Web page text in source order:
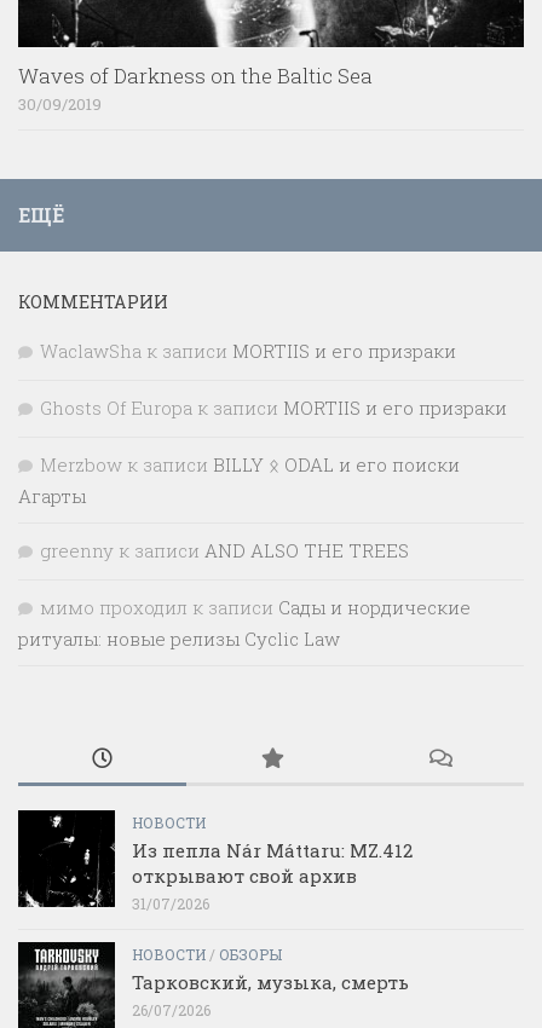
Waves of Darkness on the Baltic Sea
30/09/2019
ЕЩЁ
КОММЕНТАРИИ
WaclawSha к записи MORTIIS и его призраки
Ghosts Of Europa к записи MORTIIS и его призраки
Merzbow к записи BILLY ᛟ ODAL и его поиски
Агарты
greenny к записи AND ALSO THE TREES
мимо проходил к записи Сады и нордические
ритуалы: новые релизы Cyclic Law
НОВОСТИ
Из пепла Nár Máttaru: MZ.412
открывают свой архив
31/07/2026
НОВОСТИ / ОБЗОРЫ
Тарковский, музыка, смерть
26/07/2026